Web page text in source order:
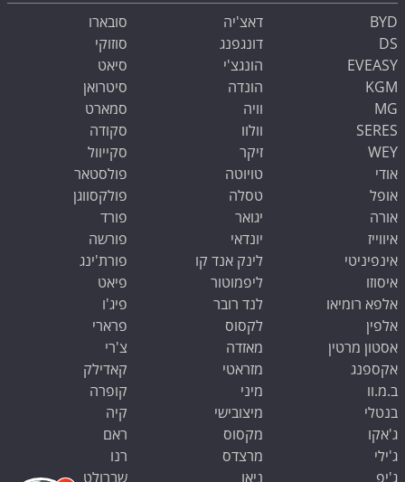
BYD
DS
EVEASY
KGM
MG
SERES
WEY
אודי
אופל
אורה
איווייז
אינפיניטי
איסוזו
אלפא רומיאו
אלפין
אסטון מרטין
אקספנג
ב.מ.וו
בנטלי
ג'אקו
ג'ילי
ג'יפ
דאצ'יה
דונגפנג
הונגצ'י
הונדה
וויה
וולוו
זיקר
טויוטה
טסלה
יגואר
יונדאי
לינק אנד קו
ליפמוטור
לנד רובר
לקסוס
מאזדה
מזראטי
מיני
מיצובישי
מקסוס
מרצדס
ניאו
סובארו
סוזוקי
סיאט
סיטרואן
סמארט
סקודה
סקייוול
פולסטאר
פולקסווגן
פורד
פורשה
פורת'ינג
פיאט
פיג'ו
פרארי
צ'רי
קאדילק
קופרה
קיה
ראם
רנו
שברולט